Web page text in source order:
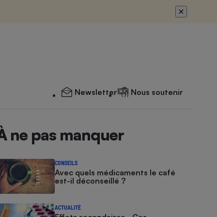
Newsletter Nous soutenir
ne pas manquer
CONSEILS
Avec quels médicaments le café
est-il déconseillé ?
ACTUALITÉ